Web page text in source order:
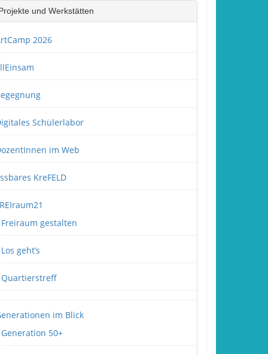
und Werkstätten
2026
Schülerlabor
im Web
KreFELD
Freiraum gestalten
Los geht’s
Quartierstreff
im Blick
Generation 50+